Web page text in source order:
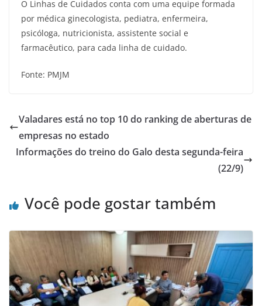
O Linhas de Cuidados conta com uma equipe formada
por médica ginecologista, pediatra, enfermeira,
psicóloga, nutricionista, assistente social e
farmacêutico, para cada linha de cuidado.
Fonte: PMJM
Valadares está no top 10 do ranking de aberturas de
empresas no estado
Informações do treino do Galo desta segunda-feira
(22/9)
Você pode gostar também